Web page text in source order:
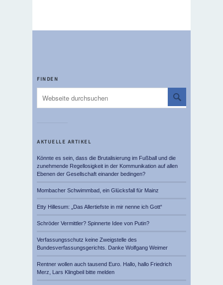
FINDEN
AKTUELLE ARTIKEL
Könnte es sein, dass die Brutalisierung im Fußball und die
zunehmende Regellosigkeit in der Kommunikation auf allen
Ebenen der Gesellschaft einander bedingen?
Mombacher Schwimmbad, ein Glücksfall für Mainz
Etty Hillesum: „Das Allertiefste in mir nenne ich Gott“
Schröder Vermittler? Spinnerte Idee von Putin?
Verfassungsschutz keine Zweigstelle des
Bundesverfassungsgerichts. Danke Wolfgang Weimer
Rentner wollen auch tausend Euro. Hallo, hallo Friedrich
Merz, Lars Klingbeil bitte melden